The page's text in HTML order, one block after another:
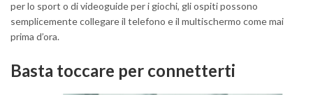
per lo sport o di videoguide per i giochi, gli ospiti possono
semplicemente collegare il telefono e il multischermo come mai
prima d’ora.
Basta toccare per connetterti